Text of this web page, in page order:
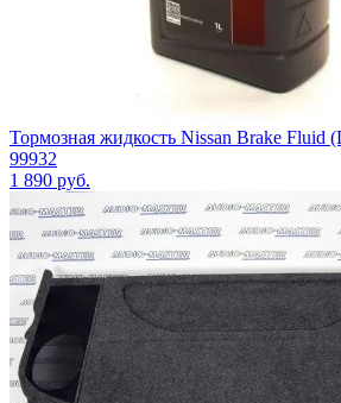
Тормозная жидкость Nissan Brake Fluid
99932
1 890 руб.